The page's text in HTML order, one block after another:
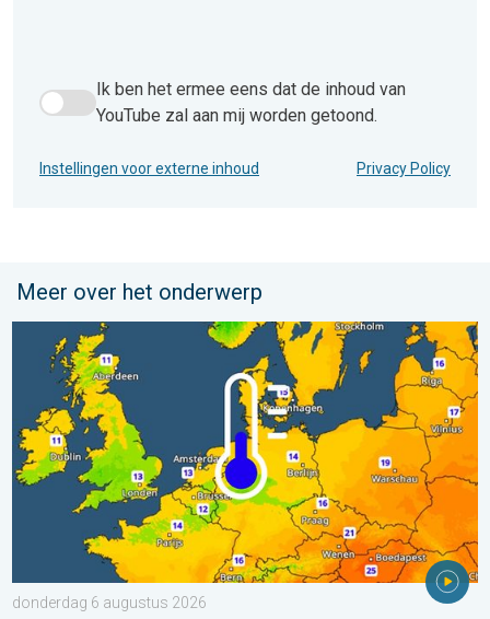
Ik ben het ermee eens dat de inhoud van YouTube zal aan
Ik ben het ermee eens dat de inhoud van
YouTube zal aan mij worden getoond.
Instellingen voor externe inhoud Privacy Policy
Meer over het onderwerp
Er komen koelere nachten aan. West- en Midden-Europa. . .
donderdag 6 augustus 2026